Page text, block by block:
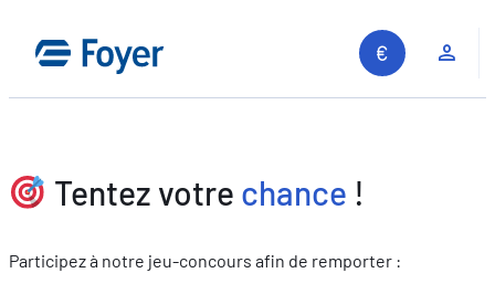
contenu
Tentez votre chance !
Participez à notre jeu-concours afin de remporter :